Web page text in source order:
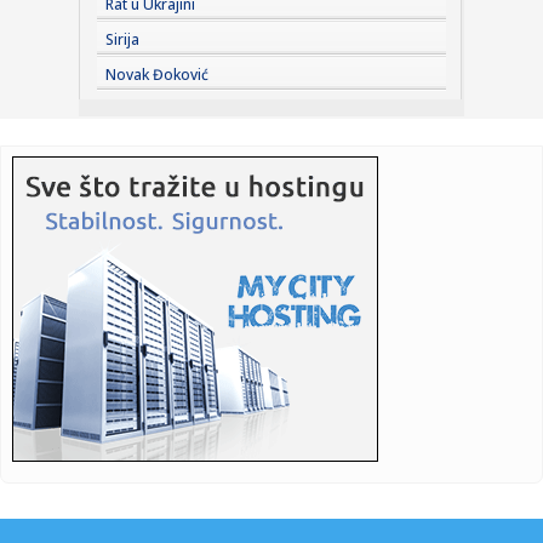
07:01:Bivši član pregovaračkog tima Beograda u otvorenom
pismu Vuči...
06:50: BROJ PO BROJ: Idemo u krug
06:37:
pad te...
05:17:Mošti Svetog Nektarija Eginskog od 14. avgusta u Glogonju
05:05:Рецепт дана: Чоколадни колач са ...
01:22:VIDEO: Novi Audi od 600.000 evra je razvijen za samo 405
dana
Sirija
Novak Đoković